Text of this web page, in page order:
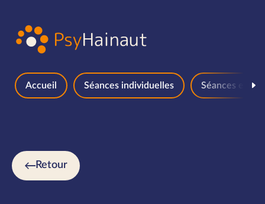
Accueil Séances individuelles Séances en
Retour